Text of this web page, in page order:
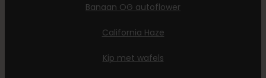
Banaan OG autoflower
California Haze
Kip met wafels